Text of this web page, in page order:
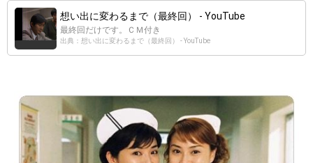
想い出に変わるまで（最終回） - YouTube
最終回だけです。ＣＭ付き
出典：想い出に変わるまで（最終回） - YouTube